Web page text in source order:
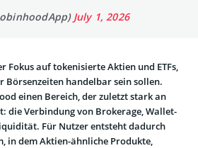
July 1, 2026
Fokus auf tokenisierte Aktien und ETFs,
Börsenzeiten handelbar sein sollen.
einen Bereich, der zuletzt stark an
die Verbindung von Brokerage, Wallet-
Für Nutzer entsteht dadurch
in dem Aktien-ähnliche Produkte,